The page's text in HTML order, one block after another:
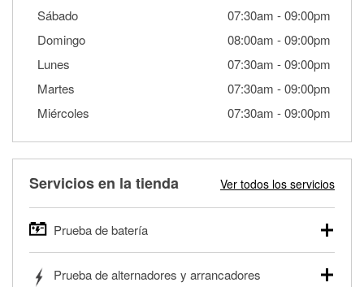
Sábado
07:30am -09:00pm
Domingo
08:00am -09:00pm
Lunes
07:30am -09:00pm
Martes
07:30am -09:00pm
Miércoles
07:30am -09:00pm
Servicios en la tienda Ver todos los servicios
Prueba de batería
autos, camionetas, SUVs, vehículos comerciales y
Prueba de alternadores y arrancadores